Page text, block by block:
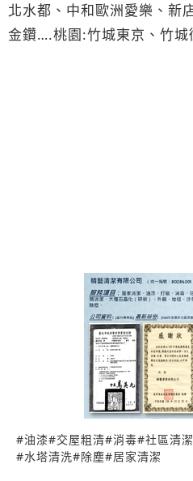
北水都、中和歐洲愛樂、新
金鑽….桃園:竹城東京、竹城
#油漆#交屋粗清#消毒#社區清潔
#水塔清洗#除塵#居家清潔